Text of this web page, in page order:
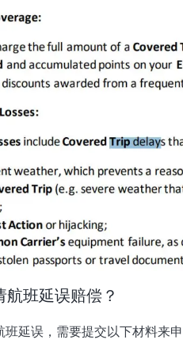
航班延误赔偿？
班延误，需要提交以下材料来